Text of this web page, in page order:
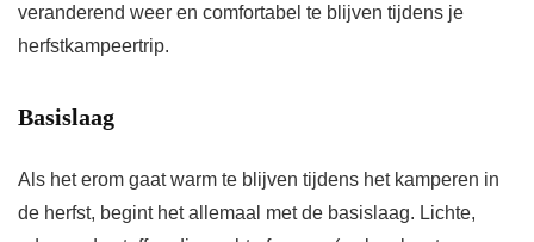
veranderend weer en comfortabel te blijven tijdens je
herfstkampeertrip.
Basislaag
Als het erom gaat warm te blijven tijdens het kamperen in
de herfst, begint het allemaal met de basislaag. Lichte,